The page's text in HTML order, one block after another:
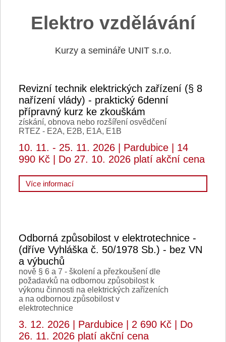
Elektro vzdělávání
Kurzy a semináře UNIT s.r.o.
Revizní technik elektrických zařízení (§ 8
nařízení vlády) - praktický 6denní
přípravný kurz ke zkouškám
získání, obnova nebo rozšíření osvědčení
RTEZ - E2A, E2B, E1A, E1B
10. 11. - 25. 11. 2026 Pardubice
14
990 Kč
Do 27. 10. 2026 platí akční cena
Více informací
Odborná způsobilost v elektrotechnice -
(dříve Vyhláška č. 50/1978 Sb.) - bez VN
a výbuchů
nově § 6 a 7 - školení a přezkoušení dle
požadavků na odbornou způsobilost k
výkonu činnosti na elektrických zařízeních
a na odbornou způsobilost v
elektrotechnice
3. 12. 2026 Pardubice 2 690 Kč
Do
26. 11. 2026 platí akční cena